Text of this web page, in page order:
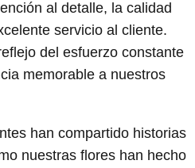
al detalle, la calidad
servicio al cliente.
del esfuerzo constante
memorable a nuestros
han compartido historias
nuestras flores han hecho